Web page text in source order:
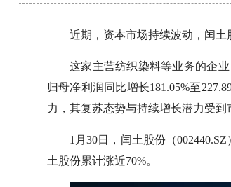
近期，资本市场持续波动，闰土
这家主营纺织染料等业务的企
归母净利润同比增长181.05%至
力，其复苏态势与持续增长潜力受到
1月30日，闰土股份（
土股份累计涨近70%。